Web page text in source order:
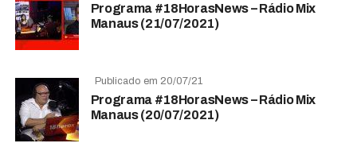
Programa #18HorasNews – Rádio Mix
Manaus (21/07/2021)
Publicado em 20/07/21
Programa #18HorasNews – Rádio Mix
Manaus (20/07/2021)